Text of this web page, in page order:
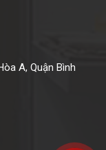
A, Quận Bình